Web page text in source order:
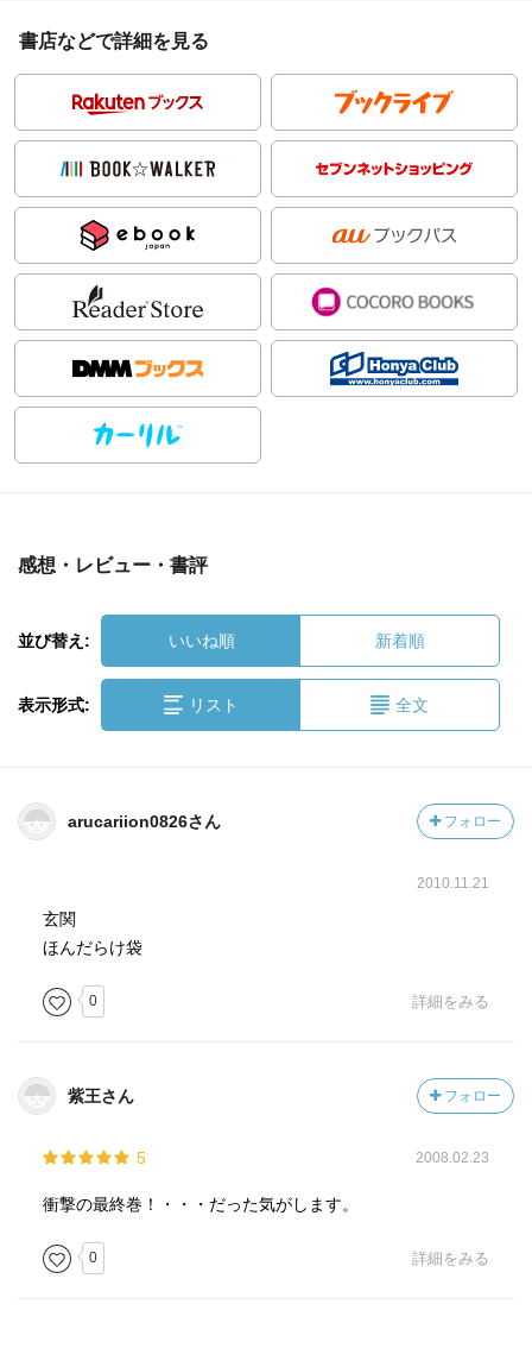
書店などで詳細を見る
感想・レビュー・書評
並び替え: いいね順 新着順
表示形式: リスト 全文
arucariion0826さん フォロー
2010.11.21
玄関
ほんだらけ袋
0 詳細をみる
紫王さん フォロー
5 2008.02.23
衝撃の最終巻！・・・だった気がします。
0 詳細をみる